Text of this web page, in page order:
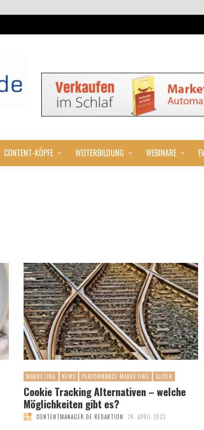
CONTENT-KÖPFE WEITERBILDUNG WEBINARE
MARKETING NEWS PERFORMANCE MARKETING SLIDER
Cookie Tracking Alternativen – welche
Möglichkeiten gibt es?
CONTENTMANAGER.DE REDAKTION 24. APRIL 2023